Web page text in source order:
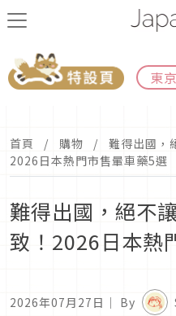
東京
首頁 購物
難得出國，
2026日本熱門市售暈車藥5選
難得出國，絕不
致！2026日本熱
2026年07月27日 ｜ By